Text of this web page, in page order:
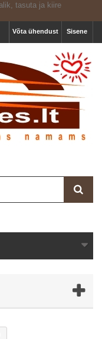
Sisene
Võta ühendust